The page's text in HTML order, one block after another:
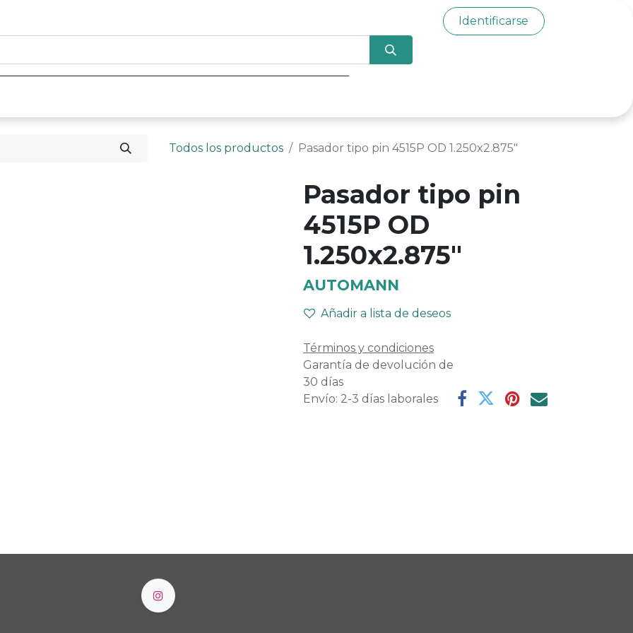
Identificarse
Todos los productos Pasador tipo pin 4515P OD 1.250x2.875"
Pasador tipo pin
4515P OD
1.250x2.875"
AUTOMANN
Añadir a lista de deseos
Términos y condiciones
Garantía de devolución de
30 días
Envío: 2-3 días laborales